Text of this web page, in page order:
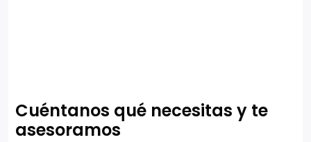
Cuéntanos qué necesitas y te
asesoramos